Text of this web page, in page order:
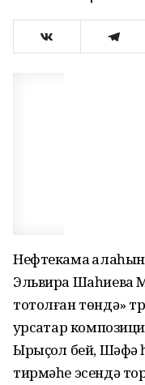
Нефтекама
Эльвира Шаһиева
тотолған төндә»
ҡурсаҡтар
Ырыҫҡол бей, Шәфәҡ
тирмәһе эсендә